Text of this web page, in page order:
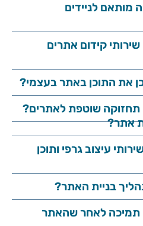
מותאם לניידים
קידום אתרים
את התוכן באתר בעצמי?
שוטפת לאתרים?
אתר?
עיצוב גרפי ותוכן
בניית האתר?
לאחר שהאתר